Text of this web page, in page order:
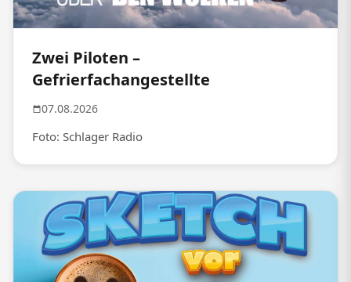
Zwei Piloten –
Gefrierfachangestellte
07.08.2026
Foto: Schlager Radio